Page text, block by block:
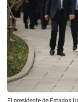
El presidente de Estados